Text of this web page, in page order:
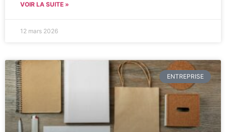
VOIR LA SUITE »
12 mars 2026
ENTREPRISE